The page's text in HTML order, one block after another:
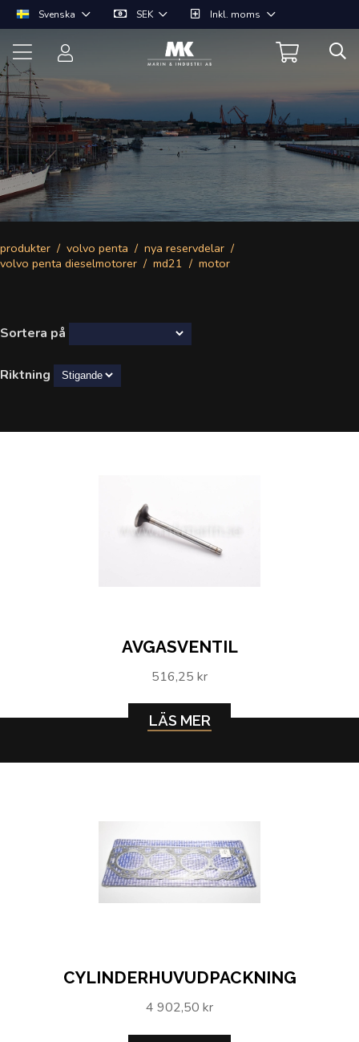
Svenska SEK Inkl. moms
produkter volvo penta
nya reservdelar
volvo penta dieselmotorer
md21 motor
Sortera på
Riktning
AVGASVENTIL
516,25 kr
LÄS MER
CYLINDERHUVUDPACKNING
4 902,50 kr